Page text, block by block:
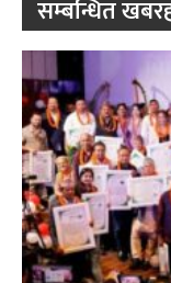
सम्बन्धित